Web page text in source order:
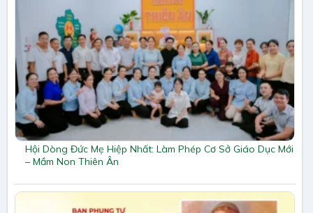
Hội Dòng Đức Mẹ Hiệp Nhất: Làm Phép Cơ Sở Giáo Dục Mới
– Mầm Non Thiên Ân